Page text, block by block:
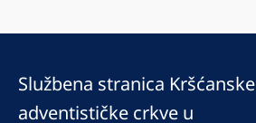
Službena stranica Kršćanske
adventističke crkve u